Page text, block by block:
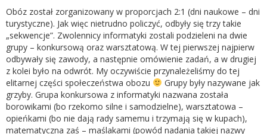
Obóz został zorganizowany w proporcjach 2:1 (dni naukowe – dni
turystyczne). Jak więc nietrudno policzyć, odbyły się trzy takie
„sekwencje”. Zwolennicy informatyki zostali podzieleni na dwie
grupy – konkursową oraz warsztatową. W tej pierwszej najpierw
odbywały się zawody, a następnie omówienie zadań, a w drugiej
z kolei było na odwrót. My oczywiście przynależeliśmy do tej
elitarnej części społeczeństwa obozu
Grupy były nazywane jak
grzyby. Grupa konkursowa z informatyki nazwana została
borowikami (bo rzekomo silne i samodzielne), warsztatowa –
opieńkami (bo nie dają rady samemu i trzymają się w kupach),
matematyczna zaś – maślakami (powód nadania takiej nazwy